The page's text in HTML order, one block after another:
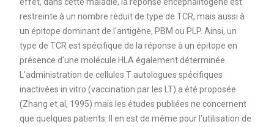
restreinte à un nombre réduit de type de TCR, mais aussi à
un épitope dominant de l'antigène, PBM ou PLP. Ainsi, un
type de TCR est spécifique de la réponse à un épitope en
présence d'une molécule HLA également déterminée.
L'administration de cellules T autologues spécifiques
inactivées in vitro (vaccination par les LT) a été proposée
(Zhang et al, 1995) mais les études publiées ne concernent
que quelques patients. Il en est de même pour l'utilisation de